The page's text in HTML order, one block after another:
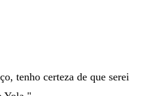
tenho certeza de que serei